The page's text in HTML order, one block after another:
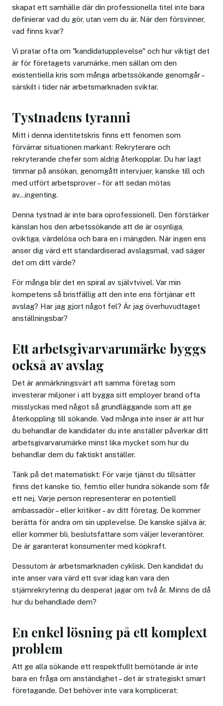
skapat ett samhälle där din professionella titel inte bara
definierar vad du gör, utan vem du är. När den försvinner,
vad finns kvar?
Vi pratar ofta om "kandidatupplevelse" och hur viktigt det
är för företagets varumärke, men sällan om den
existentiella kris som många arbetssökande genomgår –
särskilt i tider när arbetsmarknaden sviktar.
Tystnadens tyranni
Mitt i denna identitetskris finns ett fenomen som
förvärrar situationen markant: Rekryterare och
rekryterande chefer som aldrig återkopplar. Du har lagt
timmar på ansökan, genomgått intervjuer, kanske till och
med utfört arbetsprover – för att sedan mötas
av...ingenting.
Denna tystnad är inte bara oprofessionell. Den förstärker
känslan hos den arbetssökande att de är osynliga,
oviktiga, värdelösa och bara en i mängden. När ingen ens
anser dig värd ett standardiserad avslagsmail, vad säger
det om ditt värde?
För många blir det en spiral av självtvivel. Var min
kompetens så bristfällig att den inte ens förtjänar ett
avslag? Har jag gjort något fel? Är jag överhuvudtaget
anställningsbar?
Ett arbetsgivarvarumärke byggs
också av avslag
Det är anmärkningsvärt att samma företag som
investerar miljoner i att bygga sitt employer brand ofta
misslyckas med något så grundläggande som att ge
återkoppling till sökande. Vad många inte inser är att hur
du behandlar de kandidater du inte anställer påverkar ditt
arbetsgivarvarumärke minst lika mycket som hur du
behandlar dem du faktiskt anställer.
Tänk på det matematiskt: För varje tjänst du tillsätter
finns det kanske tio, femtio eller hundra sökande som får
ett nej. Varje person representerar en potentiell
ambassadör – eller kritiker – av ditt företag. De kommer
berätta för andra om sin upplevelse. De kanske själva är,
eller kommer bli, beslutsfattare som väljer leverantörer.
De är garanterat konsumenter med köpkraft.
Dessutom är arbetsmarknaden cyklisk. Den kandidat du
inte anser vara värd ett svar idag kan vara den
stjärnrekrytering du desperat jagar om två år. Minns de då
hur du behandlade dem?
En enkel lösning på ett komplext
problem
Att ge alla sökande ett respektfullt bemötande är inte
bara en fråga om anständighet – det är strategiskt smart
företagande. Det behöver inte vara komplicerat: